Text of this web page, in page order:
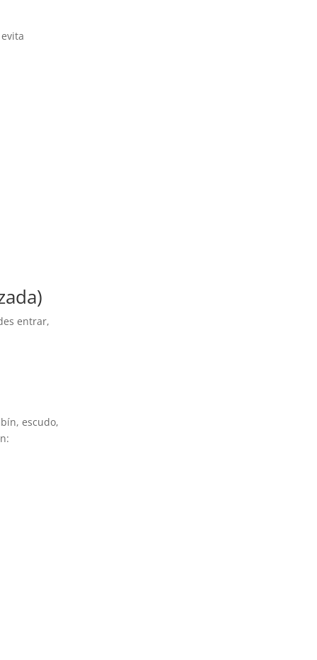
entrar,
escudo,